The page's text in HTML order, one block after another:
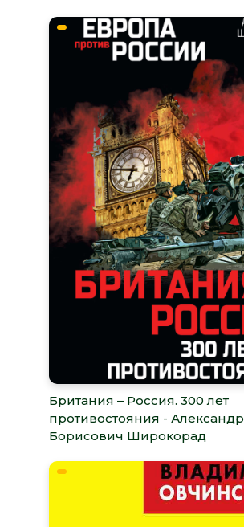
Британия – Россия. 300 лет
противостояния - Александр
Борисович Широкорад